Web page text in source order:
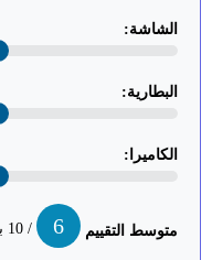
الشاشة:
البطارية:
الكاميرا:
متوسط التقييم 6 / 10 بناء على اختياراتك